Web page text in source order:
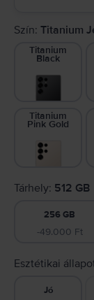
Szín: Titanium
Titanium
Black
Titanium
Pink Gold
Tárhely: 512 GB
256 GB
-49.000 Ft
Esztétikai
Jó